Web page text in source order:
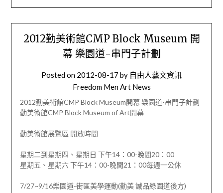
2012勤美術館CMP Block Museum 開
幕 樂園道-串門子計劃
Posted on 2012-08-17 by 自由人藝文資訊
Freedom Men Art News
2012勤美術館CMP Block Museum開幕 樂園道-串門子計劃
勤美術館CMP Block Museum of Art開幕
勤美術館展覽區 開放時間
星期二到星期四、星期日 下午14：00-晚間20：00
星期五、星期六 下午14：00-晚間21：00每週一公休
7/27~9/16樂園道-街區美學運動(勤美 誠品綠園道後方)